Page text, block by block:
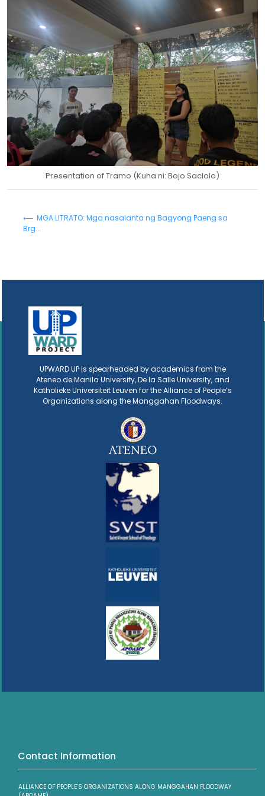
Presentation of Tramo (Kuha ni: Bojo Saclolo)
⟵ MGA LITRATO: Mga nasalanta ng Bagyong Paeng sa
Brg...
UPWARD UP is spearheaded by academics from the
Ateneo de Manila University, De la Salle University, and
Katholieke Universiteit Leuven for the Alliance of People’s
Organizations along the Manggahan Floodways.
Contact Information
ALLIANCE OF PEOPLE’S ORGANIZATIONS ALONG MANGGAHAN FLOODWAY